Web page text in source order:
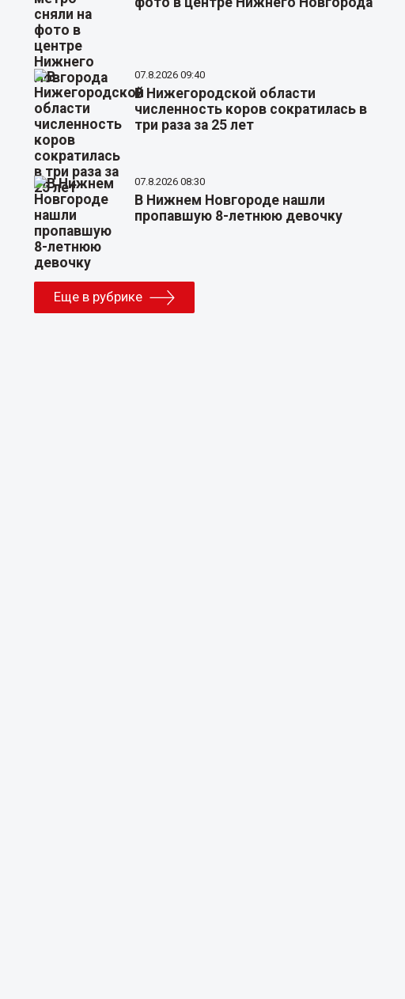
07.8.2026 09:40
В Нижегородской области
численность коров сократилась в
три раза за 25 лет
07.8.2026 08:30
В Нижнем Новгороде нашли
пропавшую 8-летнюю девочку
Еще в рубрике